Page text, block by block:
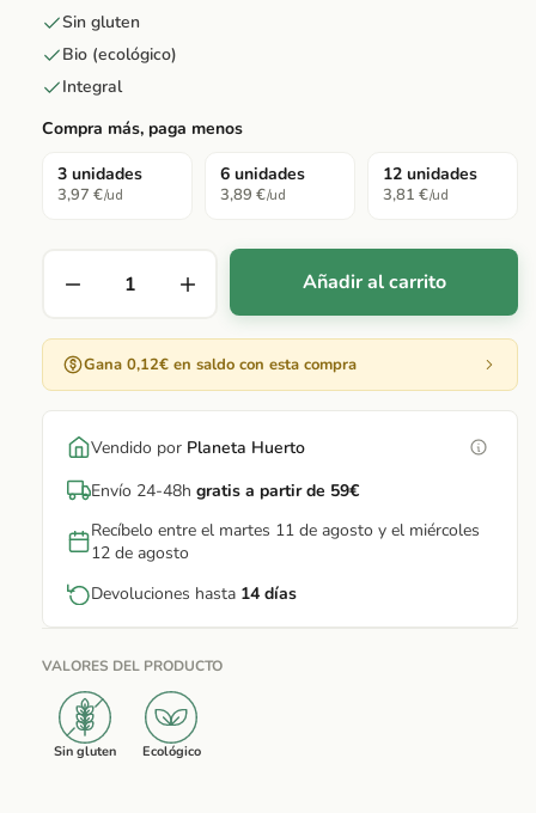
Sin gluten
Bio (ecológico)
Integral
Compra más, paga menos
3 unidades
3,97 €/ud
6 unidades
3,89 €/ud
12 unidades
3,81 €/ud
Añadir al carrito
Gana 0,12€ en saldo con esta compra
Vendido por Planeta Huerto
Envío 24-48h gratis a partir de 59€
Recíbelo entre el martes 11 de agosto y el miércoles
12 de agosto
Devoluciones hasta 14 días
VALORES DEL PRODUCTO
Sin gluten Ecológico